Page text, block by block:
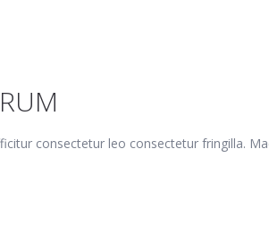
consectetur leo consectetur fringilla.